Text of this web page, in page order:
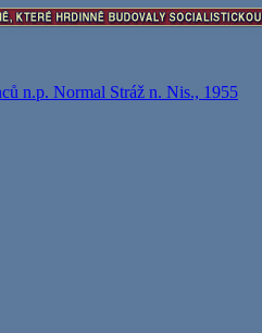
n.p. Normal Stráž n. Nis., 1955